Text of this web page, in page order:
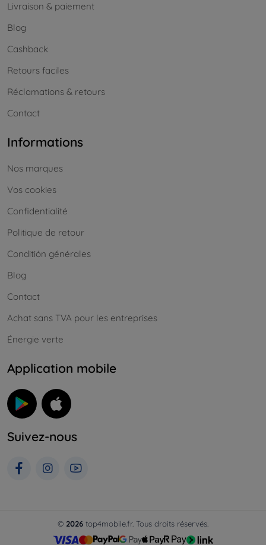
Livraison & paiement
Blog
Cashback
Retours faciles
Réclamations & retours
Contact
Informations
Nos marques
Vos cookies
Confidentialité
Politique de retour
Conditión générales
Blog
Contact
Achat sans TVA pour les entreprises
Énergie verte
Application mobile
Suivez-nous
© 2026 top4mobile.fr. Tous droits réservés.